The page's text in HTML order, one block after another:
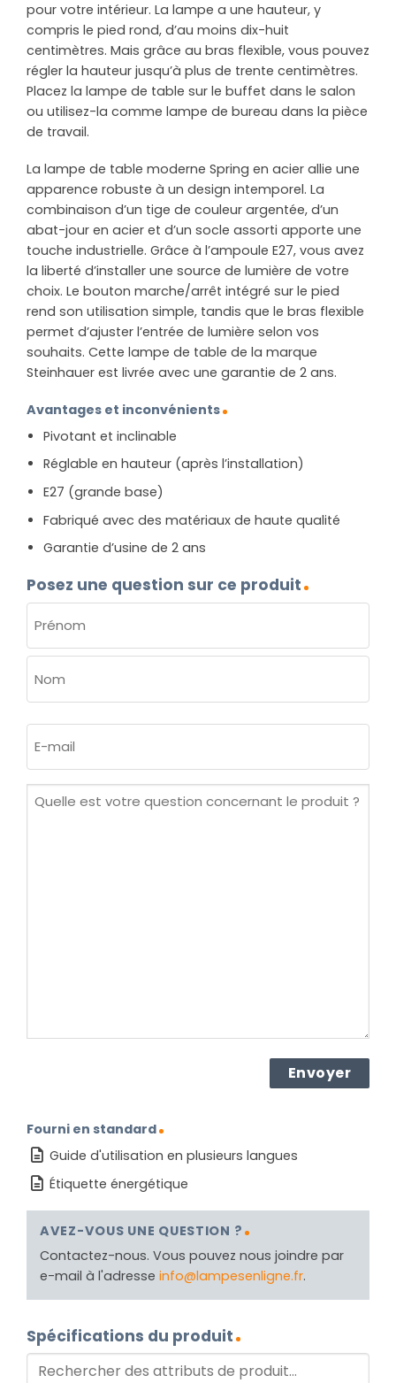
pour votre intérieur. La lampe a une hauteur, y
compris le pied rond, d’au moins dix-huit
centimètres. Mais grâce au bras flexible, vous pouvez
régler la hauteur jusqu’à plus de trente centimètres.
Placez la lampe de table sur le buffet dans le salon
ou utilisez-la comme lampe de bureau dans la pièce
de travail.
La lampe de table moderne Spring en acier allie une
apparence robuste à un design intemporel. La
combinaison d’un tige de couleur argentée, d’un
abat-jour en acier et d’un socle assorti apporte une
touche industrielle. Grâce à l’ampoule E27, vous avez
la liberté d’installer une source de lumière de votre
choix. Le bouton marche/arrêt intégré sur le pied
rend son utilisation simple, tandis que le bras flexible
permet d’ajuster l’entrée de lumière selon vos
souhaits. Cette lampe de table de la marque
Steinhauer est livrée avec une garantie de 2 ans.
Avantages et inconvénients
Pivotant et inclinable
Réglable en hauteur (après l’installation)
E27 (grande base)
Fabriqué avec des matériaux de haute qualité
Garantie d’usine de 2 ans
Posez une question sur ce produit
(NÉCESSAIRE)
Prénom
mail
Quelle
Fourni en standard
Guide d'utilisation en plusieurs langues
Étiquette énergétique
AVEZ-VOUS UNE QUESTION ?
Contactez-nous. Vous pouvez nous joindre par
e-mail à l'adresse info@lampesenligne.fr.
Spécifications du produit